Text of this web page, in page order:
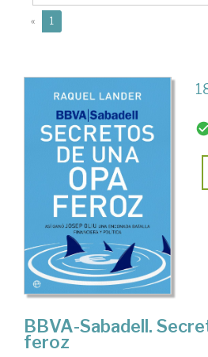
« 1
BBVA-Sabadell.
feroz